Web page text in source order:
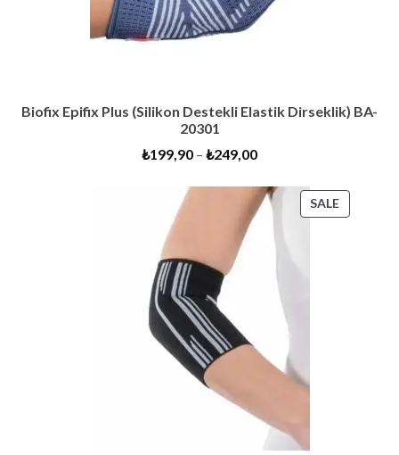
Biofix Epifix Plus (Silikon Destekli Elastik Dirseklik) BA-
20301
₺199,90 – ₺249,00
SALE
ON